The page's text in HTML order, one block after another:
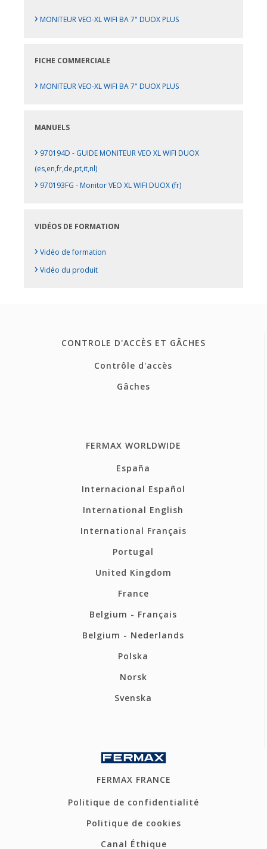
› MONITEUR VEO-XL WIFI BA 7" DUOX PLUS
FICHE COMMERCIALE
› MONITEUR VEO-XL WIFI BA 7" DUOX PLUS
MANUELS
› 970194D - GUIDE MONITEUR VEO XL WIFI DUOX
(es,en,fr,de,pt,it,nl)
› 970193FG - Monitor VEO XL WIFI DUOX (fr)
VIDÉOS DE FORMATION
› Vidéo de formation
› Vidéo du produit
CONTROLE D'ACCÈS ET GÂCHES
Contrôle d'accès
Gâches
FERMAX WORLDWIDE
España
Internacional Español
International English
International Français
Portugal
United Kingdom
France
Belgium - Français
Belgium - Nederlands
Polska
Norsk
Svenska
FERMAX FRANCE
Politique de confidentialité
Politique de cookies
Canal Éthique